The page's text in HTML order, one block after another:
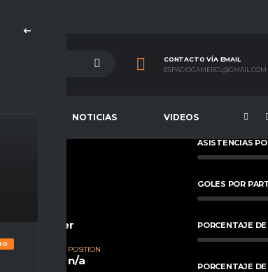
CONTACTO VÍA EMAIL
ESPACIOGAMERCL@GMAIL.COM
NOTICIAS VIDEOS
Gamer
POSITION
n/a
ASISTENCIAS
GOLES POR
PORCENTAJE
PORCENTAJE